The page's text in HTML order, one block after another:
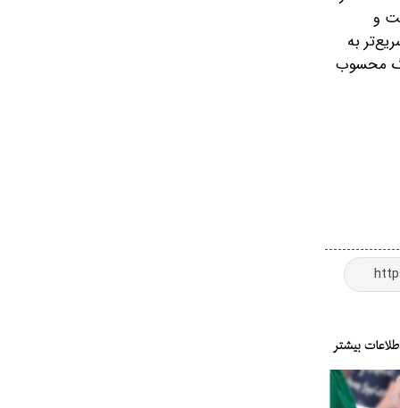
و
به
محسوب